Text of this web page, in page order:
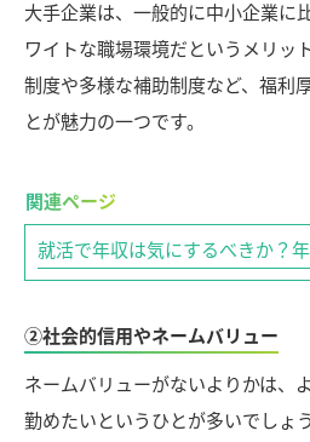
大手企業は、一般的に中小企業に
ワイトな職場環境だというメリッ
制度や多様な補助制度など、福利
とが魅力の一つです。
就活で年収は気にするべきか？
②社会的信用やネームバリュー
ネームバリューがないよりかは、
勤めたいというひとが多いでしょ